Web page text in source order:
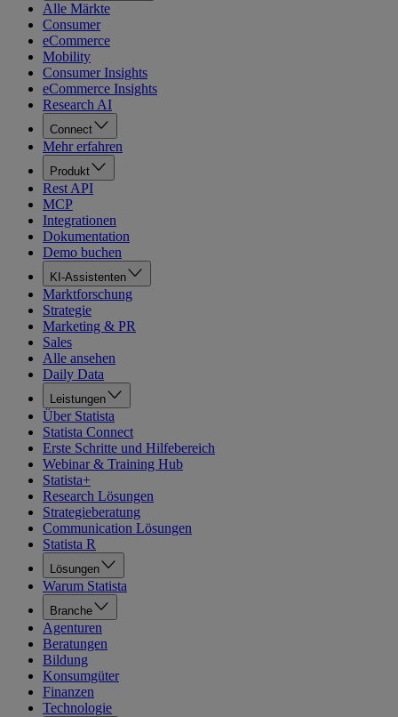
Alle Märkte
Consumer
eCommerce
Mobility
Consumer Insights
eCommerce Insights
Research AI
Connect
Mehr erfahren
Produkt
Rest API
MCP
Integrationen
Dokumentation
Demo buchen
KI-Assistenten
Marktforschung
Strategie
Marketing & PR
Sales
Alle ansehen
Daily Data
Leistungen
Über Statista
Statista Connect
Erste Schritte und Hilfebereich
Webinar & Training Hub
Statista+
Research Lösungen
Strategieberatung
Communication Lösungen
Statista R
Lösungen
Warum Statista
Branche
Agenturen
Beratungen
Bildung
Konsumgüter
Finanzen
Technologie